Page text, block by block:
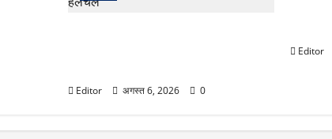
Editor अगस्त 6, 2026 0
Editor